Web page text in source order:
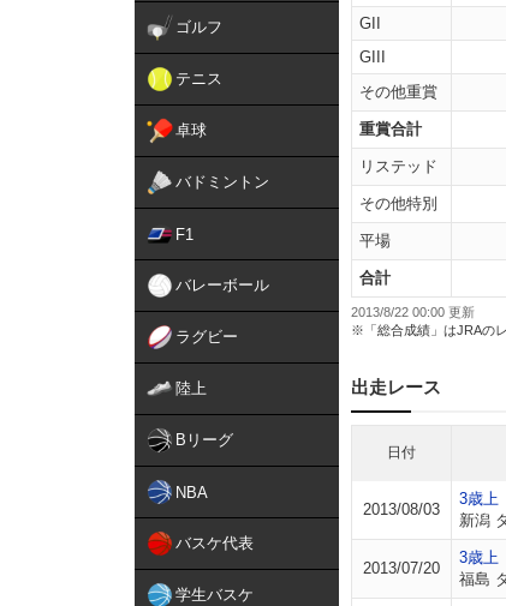
ゴルフ
テニス
卓球
バドミントン
F1
バレーボール
ラグビー
陸上
Bリーグ
NBA
バスケ代表
学生バスケ
GII
GIII
その他重賞
重賞合計
リステッド
その他特別
平場
合計
2013/8/22 00:00 更新
※「総合成績」はJRAの
出走レース
日付
2013/08/03
3歳上
新潟
2013/07/20
3歳上
福島